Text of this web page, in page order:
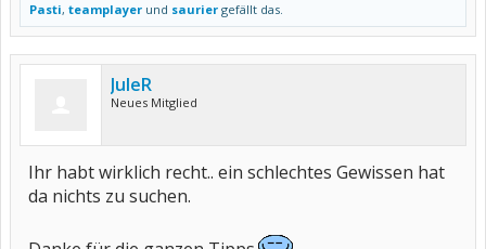
Pasti, teamplayer und saurier gefällt das.
JuleR
Neues Mitglied
Ihr habt wirklich recht.. ein schlechtes Gewissen hat
da nichts zu suchen.